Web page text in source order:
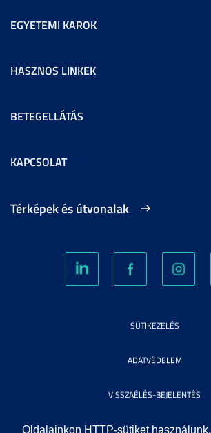
Oldalainkon HTTP-sütiket használunk.
EGYETEMI KAROK
HASZNOS LINKEK
BETEGELLÁTÁS
KAPCSOLAT
Térképek és útvonalak
SÜTIKEZELÉS
ADATVÉDELEM
VISSZAÉLÉS-BEJELENTÉS
KÖZÉRDEKŰ ADATOK